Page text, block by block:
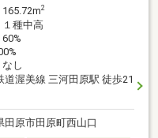
165.72m2
１種中高
60%
なし
道渥美線 三河田原駅 徒歩21
田原市田原町西山口